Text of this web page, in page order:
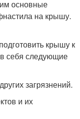
основные
на крышу.
крышу к
себя следующие
загрязнений.
и их